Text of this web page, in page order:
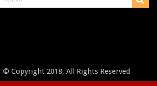
© Copyright 2018, All Rights Reserved